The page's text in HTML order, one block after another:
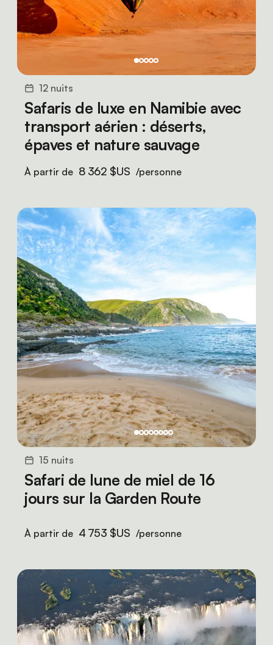
12 nuits
Safaris de luxe en Namibie avec
transport aérien : déserts,
épaves et nature sauvage
À partir de 8 362 $US /personne
15 nuits
Safari de lune de miel de 16
jours sur la Garden Route
À partir de 4 753 $US /personne